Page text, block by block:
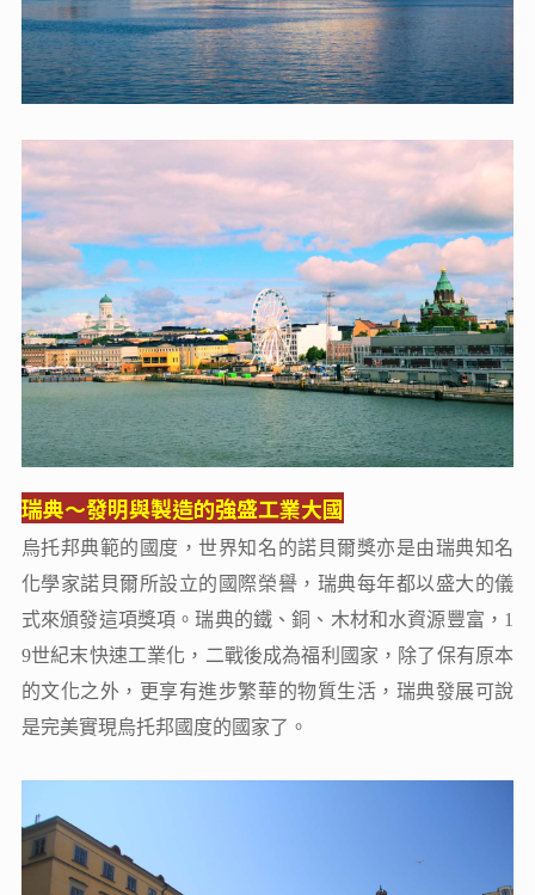
瑞典～發明與製造的強盛工業大國
烏托邦典範的國度，世界知名的諾貝爾獎亦是由瑞典知名
化學家諾貝爾所設立的國際榮譽，瑞典每年都以盛大的儀
式來頒發這項獎項。瑞典的鐵、銅、木材和水資源豐富，1
9世紀末快速工業化，二戰後成為福利國家，除了保有原本
的文化之外，更享有進步繁華的物質生活，瑞典發展可說
是完美實現烏托邦國度的國家了。